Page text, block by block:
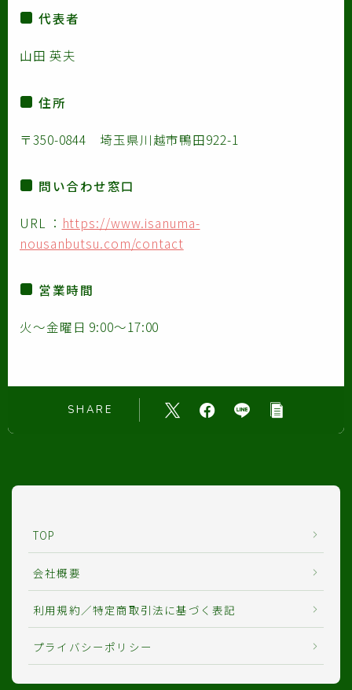
代表者
山田 英夫
住所
〒350-0844 埼玉県川越市鴨田922-1
問い合わせ窓口
URL ： https://www.isanuma-
nousanbutsu.com/contact
営業時間
火〜金曜日 9:00〜17:00
SHARE
TOP
会社概要
利用規約／特定商取引法に基づく表記
プライバシーポリシー